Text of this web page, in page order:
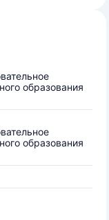
образования
образования